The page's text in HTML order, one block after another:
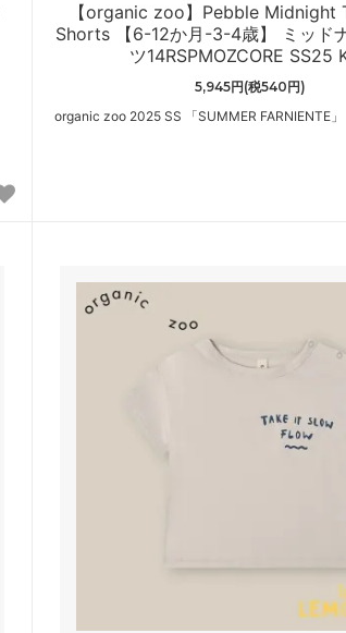
【organic zoo】Pebble Midnight
Shorts 【6-12か月-3-4歳】 ミッド
ツ14RSPMOZCORE SS25
5,945円(税540円)
organic zoo 2025 SS 「SUMMER FARNIENTE